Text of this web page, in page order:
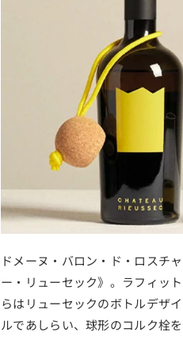
ドメーヌ・バロン・ド・ロスチ
ー・リューセック》。ラフィッ
らはリューセックのボトルデザ
ルであしらい、球形のコルク栓